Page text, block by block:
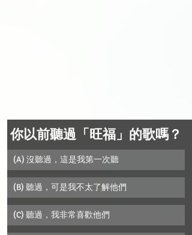
你以前聽過「旺福」的歌嗎？
(A) 沒聽過，這是我第一次聽
(B) 聽過，可是我不太了解他們
(C) 聽過，我非常喜歡他們